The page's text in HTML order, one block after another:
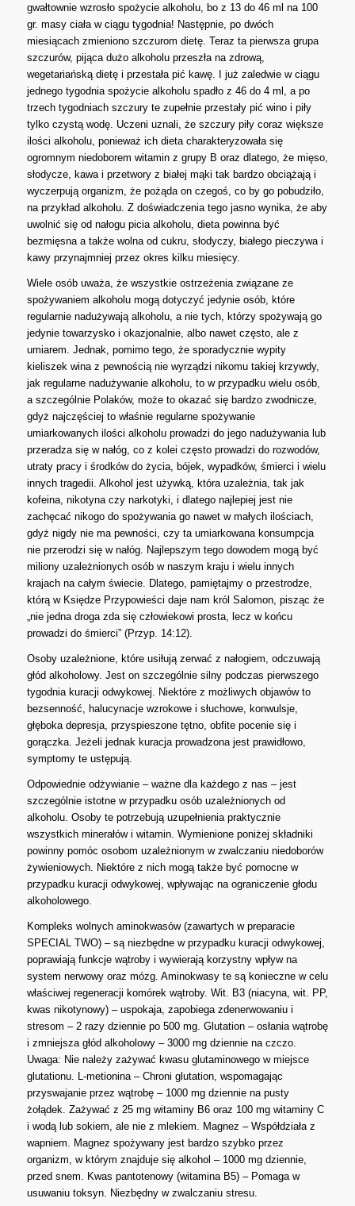
gwałtownie wzrosło spożycie alkoholu, bo z 13 do 46 ml na 100
gr. masy ciała w ciągu tygodnia! Następnie, po dwóch
miesiącach zmieniono szczurom dietę. Teraz ta pierwsza grupa
szczurów, pijąca dużo alkoholu przeszła na zdrową,
wegetariańską dietę i przestała pić kawę. I już zaledwie w ciągu
jednego tygodnia spożycie alkoholu spadło z 46 do 4 ml, a po
trzech tygodniach szczury te zupełnie przestały pić wino i piły
tylko czystą wodę. Uczeni uznali, że szczury piły coraz większe
ilości alkoholu, ponieważ ich dieta charakteryzowała się
ogromnym niedoborem witamin z grupy B oraz dlatego, że mięso,
słodycze, kawa i przetwory z białej mąki tak bardzo obciążają i
wyczerpują organizm, że pożąda on czegoś, co by go pobudziło,
na przykład alkoholu. Z doświadczenia tego jasno wynika, że aby
uwolnić się od nałogu picia alkoholu, dieta powinna być
bezmięsna a także wolna od cukru, słodyczy, białego pieczywa i
kawy przynajmniej przez okres kilku miesięcy.
Wiele osób uważa, że wszystkie ostrzeżenia związane ze
spożywaniem alkoholu mogą dotyczyć jedynie osób, które
regularnie nadużywają alkoholu, a nie tych, którzy spożywają go
jedynie towarzysko i okazjonalnie, albo nawet często, ale z
umiarem. Jednak, pomimo tego, że sporadycznie wypity
kieliszek wina z pewnością nie wyrządzi nikomu takiej krzywdy,
jak regularne nadużywanie alkoholu, to w przypadku wielu osób,
a szczególnie Polaków, może to okazać się bardzo zwodnicze,
gdyż najczęściej to właśnie regularne spożywanie
umiarkowanych ilości alkoholu prowadzi do jego nadużywania lub
przeradza się w nałóg, co z kolei często prowadzi do rozwodów,
utraty pracy i środków do życia, bójek, wypadków, śmierci i wielu
innych tragedii. Alkohol jest używką, która uzależnia, tak jak
kofeina, nikotyna czy narkotyki, i dlatego najlepiej jest nie
zachęcać nikogo do spożywania go nawet w małych ilościach,
gdyż nigdy nie ma pewności, czy ta umiarkowana konsumpcja
nie przerodzi się w nałóg. Najlepszym tego dowodem mogą być
miliony uzależnionych osób w naszym kraju i wielu innych
krajach na całym świecie. Dlatego, pamiętajmy o przestrodze,
którą w Księdze Przypowieści daje nam król Salomon, pisząc że
„nie jedna droga zda się człowiekowi prosta, lecz w końcu
prowadzi do śmierci” (Przyp. 14:12).
Osoby uzależnione, które usiłują zerwać z nałogiem, odczuwają
głód alkoholowy. Jest on szczególnie silny podczas pierwszego
tygodnia kuracji odwykowej. Niektóre z możliwych objawów to
bezsenność, halucynacje wzrokowe i słuchowe, konwulsje,
głęboka depresja, przyspieszone tętno, obfite pocenie się i
gorączka. Jeżeli jednak kuracja prowadzona jest prawidłowo,
symptomy te ustępują.
Odpowiednie odżywianie – ważne dla każdego z nas – jest
szczególnie istotne w przypadku osób uzależnionych od
alkoholu. Osoby te potrzebują uzupełnienia praktycznie
wszystkich minerałów i witamin. Wymienione poniżej składniki
powinny pomóc osobom uzależnionym w zwalczaniu niedoborów
żywieniowych. Niektóre z nich mogą także być pomocne w
przypadku kuracji odwykowej, wpływając na ograniczenie głodu
alkoholowego.
Kompleks wolnych aminokwasów (zawartych w preparacie
SPECIAL TWO) – są niezbędne w przypadku kuracji odwykowej,
poprawiają funkcje wątroby i wywierają korzystny wpływ na
system nerwowy oraz mózg. Aminokwasy te są konieczne w celu
właściwej regeneracji komórek wątroby. Wit. B3 (niacyna, wit. PP,
kwas nikotynowy) – uspokaja, zapobiega zdenerwowaniu i
stresom – 2 razy dziennie po 500 mg. Glutation – osłania wątrobę
i zmniejsza głód alkoholowy – 3000 mg dziennie na czczo.
Uwaga: Nie należy zażywać kwasu glutaminowego w miejsce
glutationu. L-metionina – Chroni glutation, wspomagając
przyswajanie przez wątrobę – 1000 mg dziennie na pusty
żołądek. Zażywać z 25 mg witaminy B6 oraz 100 mg witaminy C
i wodą lub sokiem, ale nie z mlekiem. Magnez – Współdziała z
wapniem. Magnez spożywany jest bardzo szybko przez
organizm, w którym znajduje się alkohol – 1000 mg dziennie,
przed snem. Kwas pantotenowy (witamina B5) – Pomaga w
usuwaniu toksyn. Niezbędny w zwalczaniu stresu.